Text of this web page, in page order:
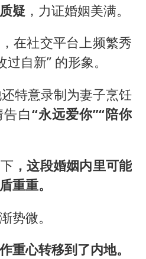
疑 ，力证婚姻美满。
在社交平台上频繁秀
自新” 的形象。
特意录制为妻子烹饪
白“永远爱你”“陪你
，这段婚姻内里可能
重重。
势微。
重心转移到了内地。